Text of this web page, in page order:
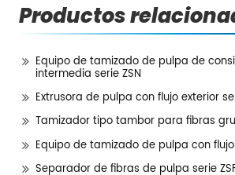
Productos
Equipo de tamizado de pulpa de
intermedia serie ZSN
Extrusora de pulpa con flujo exterior
Tamizador tipo tambor para fibras
Equipo de tamizado de pulpa con flujo
Separador de fibras de pulpa serie